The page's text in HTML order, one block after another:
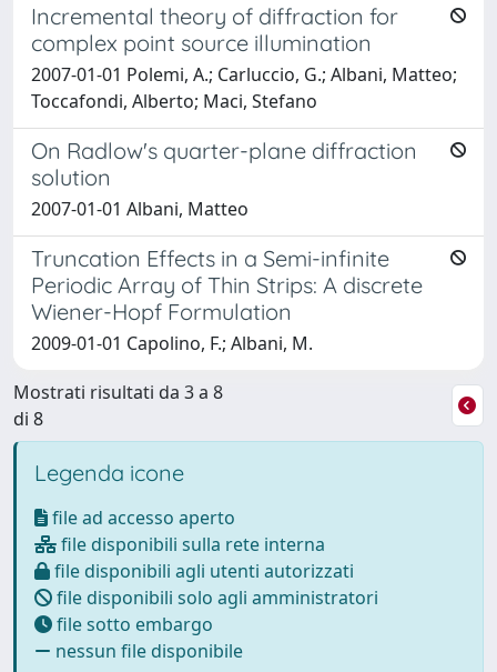
Incremental theory of diffraction for
complex point source illumination
2007-01-01 Polemi, A.; Carluccio, G.; Albani, Matteo;
Toccafondi, Alberto; Maci, Stefano
On Radlow's quarter-plane diffraction
solution
2007-01-01 Albani, Matteo
Truncation Effects in a Semi-infinite
Periodic Array of Thin Strips: A discrete
Wiener-Hopf Formulation
2009-01-01 Capolino, F.; Albani, M.
Mostrati risultati da 3 a 8
di 8
Legenda icone
file ad accesso aperto
file disponibili sulla rete interna
file disponibili agli utenti autorizzati
file disponibili solo agli amministratori
file sotto embargo
nessun file disponibile